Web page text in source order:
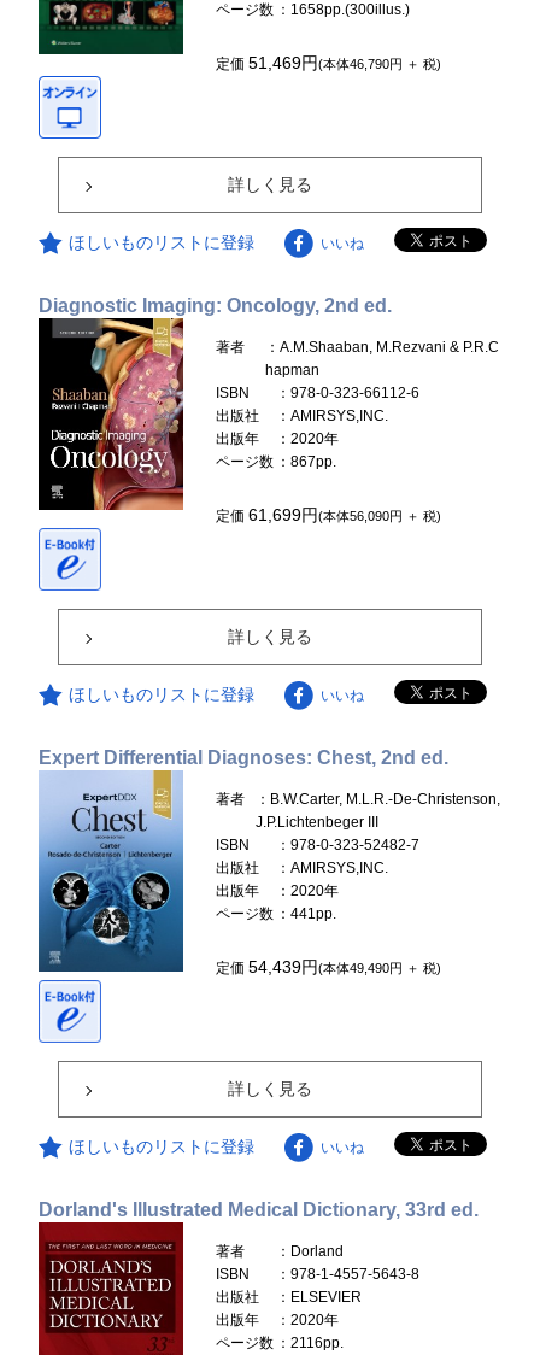
ページ数 ：1658pp.(300illus.)
定価51,469円(本体46,790円 ＋ 税)
詳しく見る
ほしいものリストに登録 いいね
Diagnostic Imaging: Oncology, 2nd ed.
著者
：A.M.Shaaban, M.Rezvani & P.R.C
hapman
ISBN
：978-0-323-66112-6
出版社
：AMIRSYS,INC.
出版年
：2020年
ページ数 ：867pp.
定価61,699円(本体56,090円 ＋ 税)
詳しく見る
ほしいものリストに登録 いいね
Expert Differential Diagnoses: Chest, 2nd ed.
著者
：B.W.Carter, M.L.R.-De-Christenson,
J.P.Lichtenbeger III
ISBN
：978-0-323-52482-7
出版社
：AMIRSYS,INC.
出版年
：2020年
ページ数 ：441pp.
定価54,439円(本体49,490円 ＋ 税)
詳しく見る
ほしいものリストに登録 いいね
Dorland's Illustrated Medical Dictionary, 33rd ed.
著者
：Dorland
ISBN
：978-1-4557-5643-8
出版社
：ELSEVIER
出版年
：2020年
ページ数 ：2116pp.